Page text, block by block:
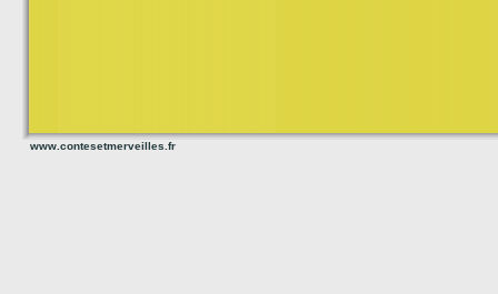
www.contesetmerveilles.fr